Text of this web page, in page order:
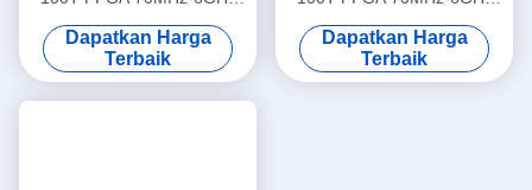
Rentang Frekuensi 56MHz
Bandwidth 1T1R USRP SDR
Dapatkan Harga
Terbaik
Rentang frekuensi 56MHz
Bandwidth 2T2R USRP SDR
Dapatkan Harga
Terbaik